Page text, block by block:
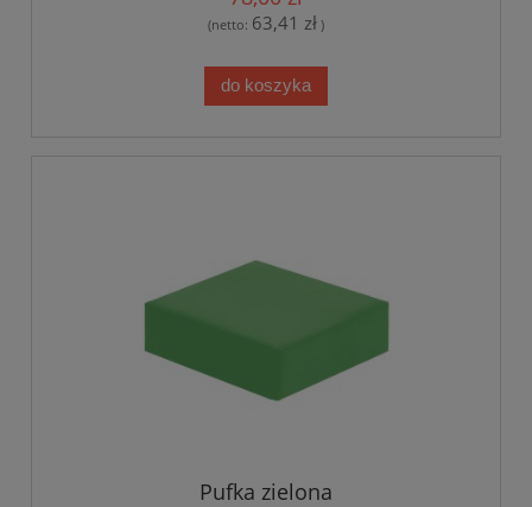
(netto: 63,41 zł )
do koszyka
Pufka zielona